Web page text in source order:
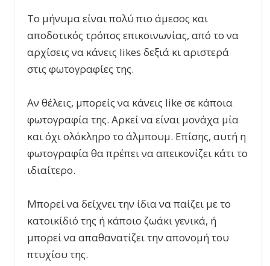
Το μήνυμα είναι πολύ πιο άμεσος και
αποδοτικός τρόπος επικοινωνίας, από το να
αρχίσεις να κάνεις likes δεξιά κι αριστερά
στις φωτογραφίες της.
Αν θέλεις, μπορείς να κάνεις like σε κάποια
φωτογραφία της. Αρκεί να είναι μονάχα μία
και όχι ολόκληρο το άλμπουμ. Επίσης, αυτή η
φωτογραφία θα πρέπει να απεικονίζει κάτι το
ιδιαίτερο.
Μπορεί να δείχνει την ίδια να παίζει με το
κατοικίδιό της ή κάποιο ζωάκι γενικά, ή
μπορεί να απαθανατίζει την απονομή του
πτυχίου της.